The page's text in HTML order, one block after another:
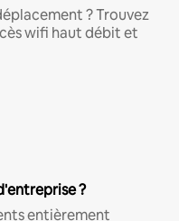
? Trouvez
wifi haut débit et
?
entièrement